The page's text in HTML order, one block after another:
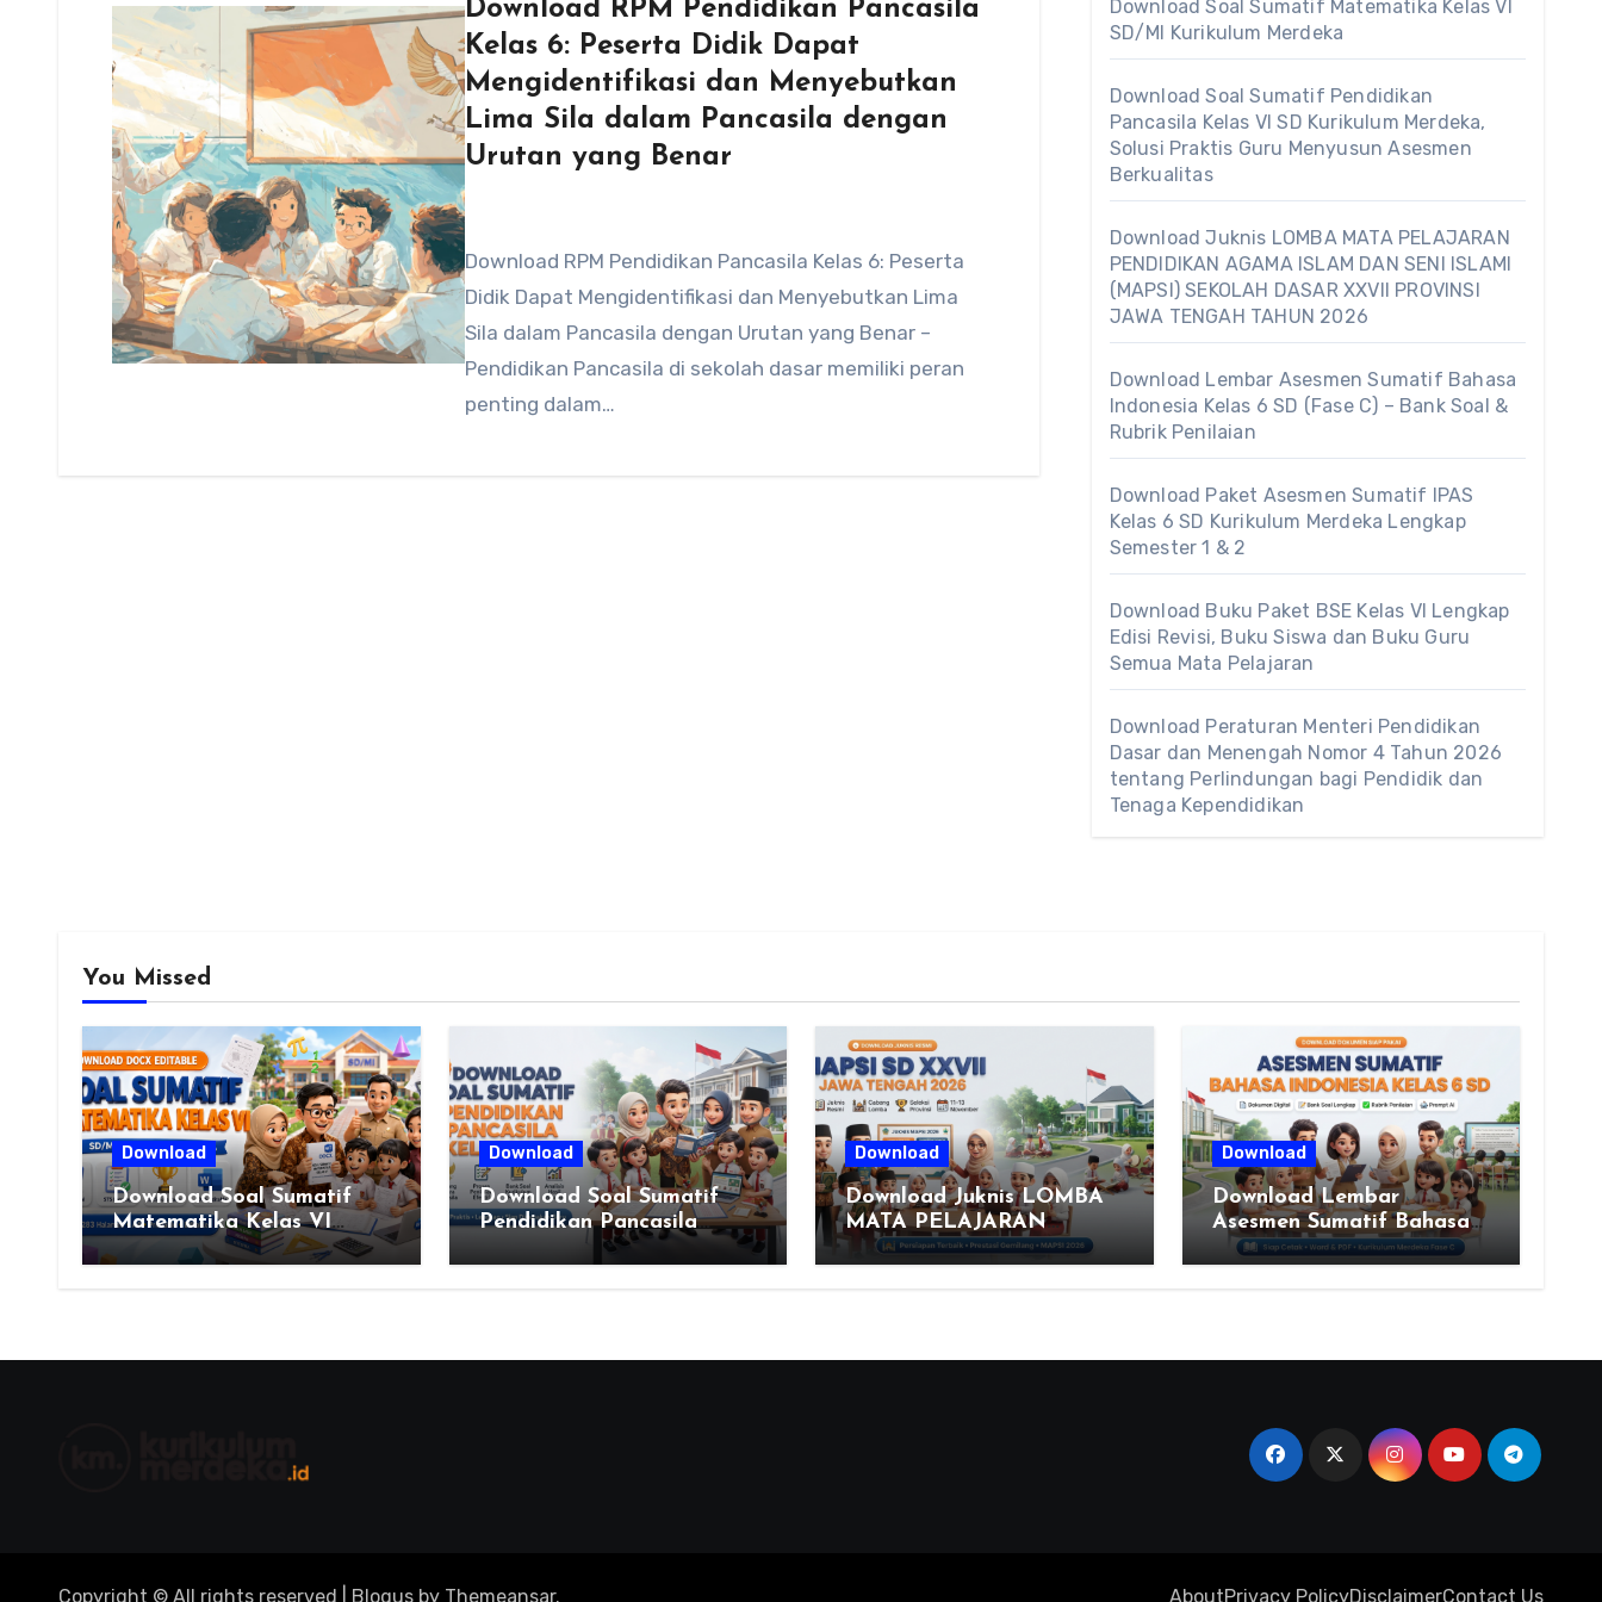
Download RPM Pendidikan Pancasila
Kelas 6: Peserta Didik Dapat
Mengidentifikasi dan Menyebutkan
Lima Sila dalam Pancasila dengan
Urutan yang Benar
Download RPM Pendidikan Pancasila Kelas 6: Peserta
Didik Dapat Mengidentifikasi dan Menyebutkan Lima
Sila dalam Pancasila dengan Urutan yang Benar –
Pendidikan Pancasila di sekolah dasar memiliki peran
penting dalam…
Download Soal Sumatif Matematika Kelas VI
SD/MI Kurikulum Merdeka
Download Soal Sumatif Pendidikan
Pancasila Kelas VI SD Kurikulum Merdeka,
Solusi Praktis Guru Menyusun Asesmen
Berkualitas
Download Juknis LOMBA MATA PELAJARAN
PENDIDIKAN AGAMA ISLAM DAN SENI ISLAMI
(MAPSI) SEKOLAH DASAR XXVII PROVINSI
JAWA TENGAH TAHUN 2026
Download Lembar Asesmen Sumatif Bahasa
Indonesia Kelas 6 SD (Fase C) – Bank Soal &
Rubrik Penilaian
Download Paket Asesmen Sumatif IPAS
Kelas 6 SD Kurikulum Merdeka Lengkap
Semester 1 & 2
Download Buku Paket BSE Kelas VI Lengkap
Edisi Revisi, Buku Siswa dan Buku Guru
Semua Mata Pelajaran
Download Peraturan Menteri Pendidikan
Dasar dan Menengah Nomor 4 Tahun 2026
tentang Perlindungan bagi Pendidik dan
Tenaga Kependidikan
You Missed
Download
Download Soal Sumatif
Matematika Kelas VI
SD/MI Kurikulum Merdeka
Download
Download Soal Sumatif
Pendidikan Pancasila
Kelas VI SD Kurikulum
Merdeka, Solusi Praktis
Download
Download Juknis LOMBA
MATA PELAJARAN
PENDIDIKAN AGAMA
ISLAM DAN SENI ISLAMI
Download
Download Lembar
Asesmen Sumatif Bahasa
Indonesia Kelas 6 SD
(Fase C) – Bank Soal &
Copyright © All rights reserved Blogus by Themeansar. AboutPrivacy PolicyDisclaimerContact Us